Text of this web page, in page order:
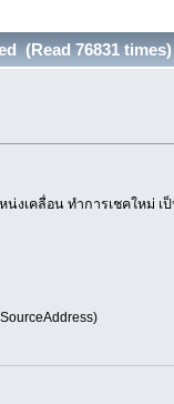
(Read 76831 times)
น่งเคลื่อน ทำการเชคใหม่ เ